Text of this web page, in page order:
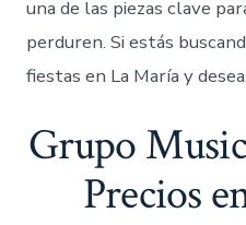
una de las piezas clave
perduren. Si estás
fiestas en La María y
Grupo
Precios